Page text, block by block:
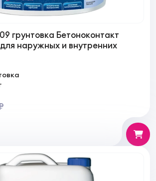
грунтовка Бетоноконтакт
наружных и внутренних